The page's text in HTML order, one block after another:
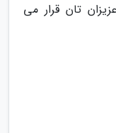
تان قرار می